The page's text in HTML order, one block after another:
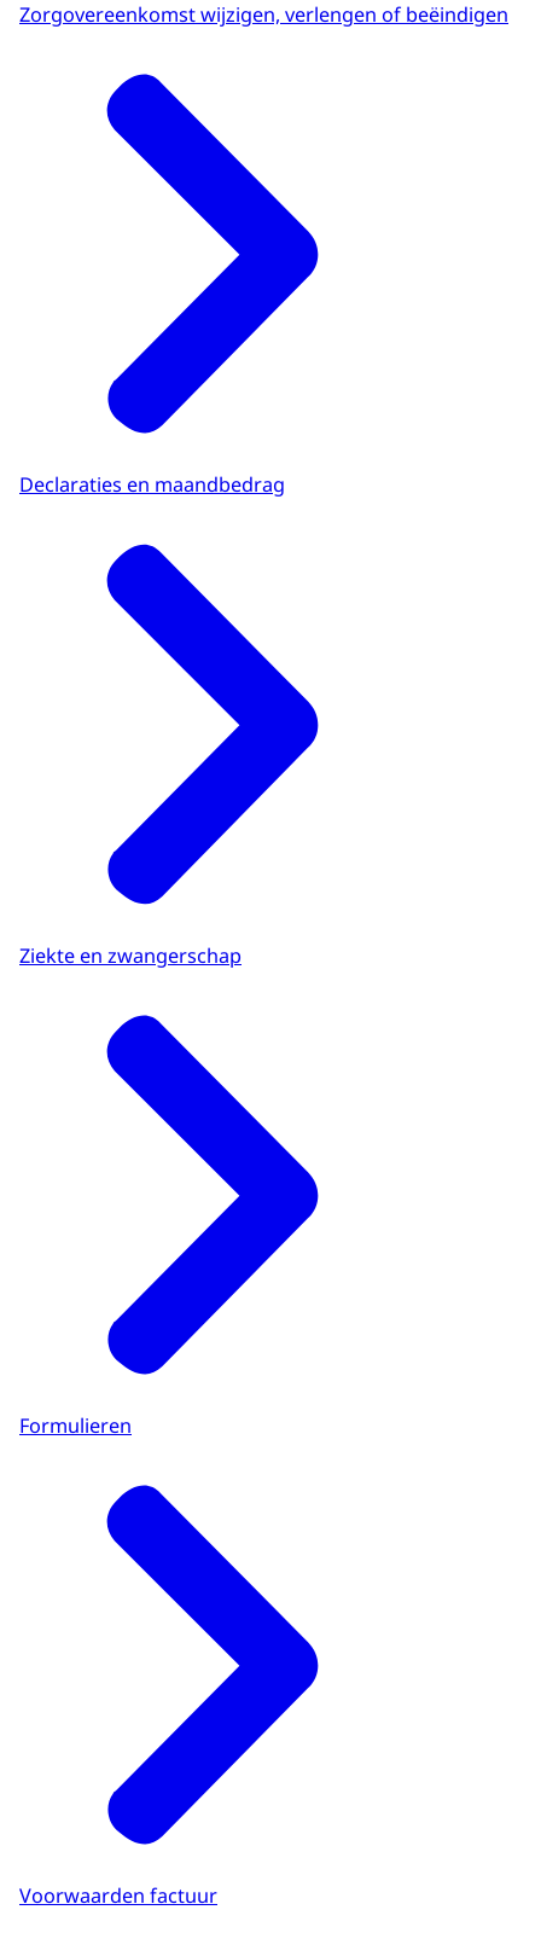
Zorgovereenkomst wijzigen, verlengen of beëindigen
Declaraties en maandbedrag
Ziekte en zwangerschap
Formulieren
Voorwaarden factuur